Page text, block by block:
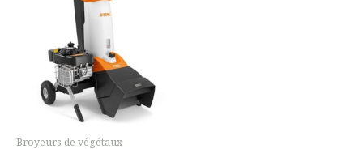
Broyeurs de végétaux